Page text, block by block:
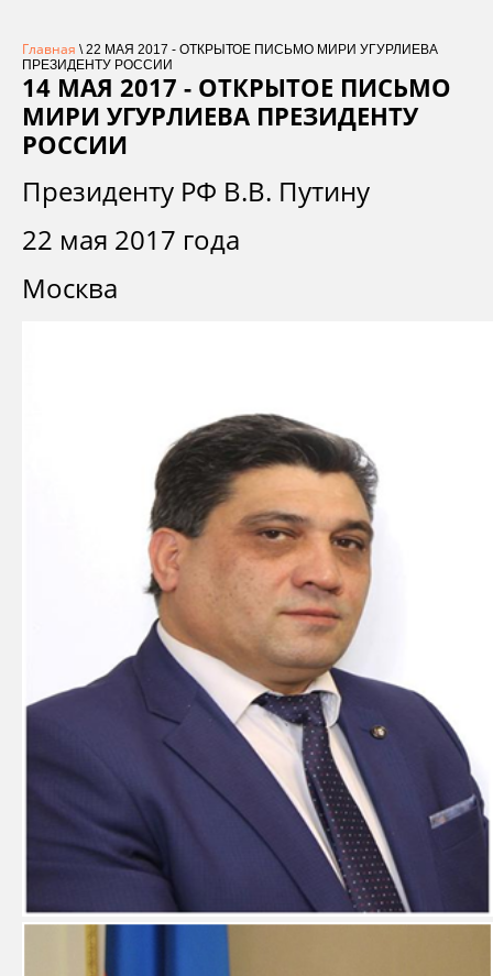
Главная \ 22 МАЯ 2017 - ОТКРЫТОЕ ПИСЬМО МИРИ УГУРЛИЕВА
ПРЕЗИДЕНТУ РОССИИ
14 МАЯ 2017 - ОТКРЫТОЕ ПИСЬМО
МИРИ УГУРЛИЕВА ПРЕЗИДЕНТУ
РОССИИ
Президенту РФ В.В. Путину
22 мая 2017 года
Москва